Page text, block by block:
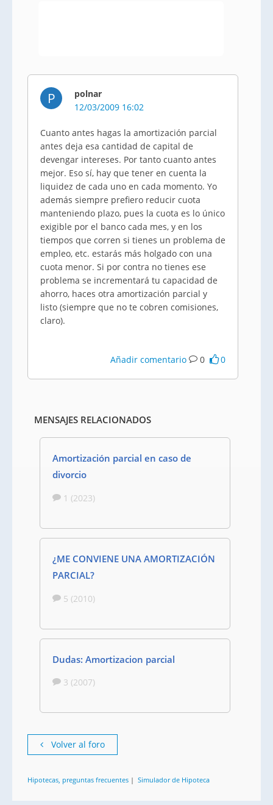
P
polnar
12/03/2009 16:02
Cuanto antes hagas la amortización parcial
antes deja esa cantidad de capital de
devengar intereses. Por tanto cuanto antes
mejor. Eso sí, hay que tener en cuenta la
liquidez de cada uno en cada momento. Yo
además siempre prefiero reducir cuota
manteniendo plazo, pues la cuota es lo único
exigible por el banco cada mes, y en los
tiempos que corren si tienes un problema de
empleo, etc. estarás más holgado con una
cuota menor. Si por contra no tienes ese
problema se incrementará tu capacidad de
ahorro, haces otra amortización parcial y
listo (siempre que no te cobren comisiones,
claro).
Añadir comentario 0 0
MENSAJES RELACIONADOS
Amortización parcial en caso de
divorcio
1 (2023)
¿ME CONVIENE UNA AMORTIZACIÓN
PARCIAL?
5 (2010)
Dudas: Amortizacion parcial
3 (2007)
Volver al foro
Hipotecas, preguntas frecuentes | Simulador de Hipoteca